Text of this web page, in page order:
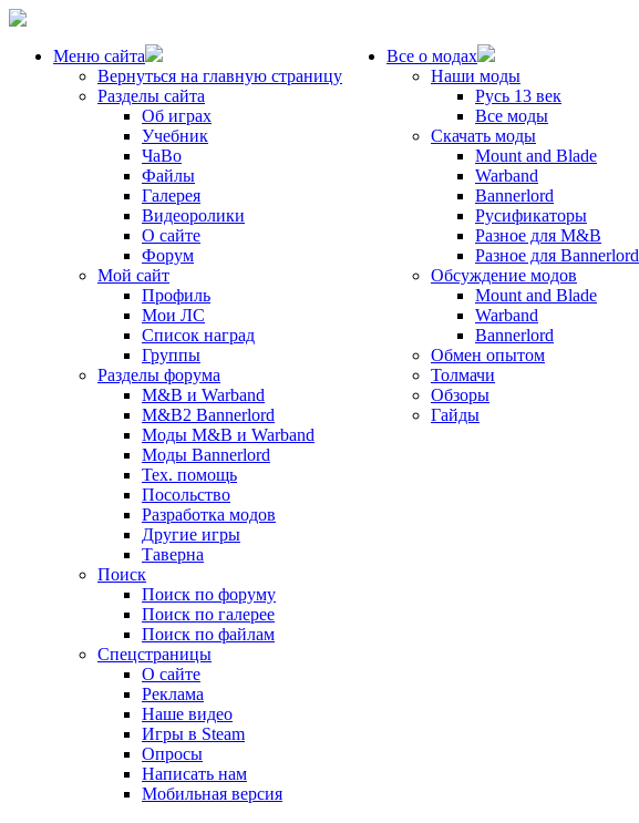
Меню сайта
Вернуться на главную страницу
Разделы сайта
Об играх
Учебник
ЧаВо
Файлы
Галерея
Видеоролики
О сайте
Форум
Мой сайт
Профиль
Мои ЛС
Список наград
Группы
Разделы форума
M&B и Warband
M&B2 Bannerlord
Моды M&B и Warband
Моды Bannerlord
Тех. помощь
Посольство
Разработка модов
Другие игры
Таверна
Поиск
Поиск по форуму
Поиск по галерее
Поиск по файлам
Спецстраницы
О сайте
Реклама
Наше видео
Игры в Steam
Опросы
Написать нам
Мобильная версия
Все о модах
Наши моды
Русь 13 век
Все моды
Скачать моды
Mount and Blade
Warband
Bannerlord
Русификаторы
Разное для M&B
Разное для Bannerlord
Обсуждение модов
Mount and Blade
Warband
Bannerlord
Обмен опытом
Толмачи
Обзоры
Гайды